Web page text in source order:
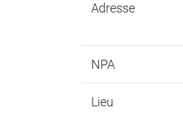
Adresse
NPA
Lieu